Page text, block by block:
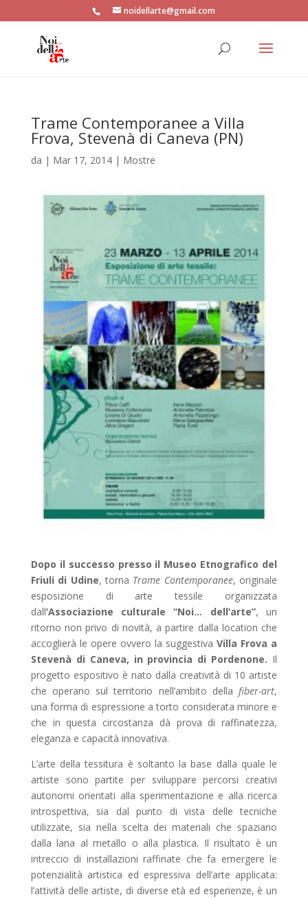
noidellarte@gmail.com
Trame Contemporanee a Villa
Frova, Stevenà di Caneva (PN)
da | Mar 17, 2014| Mostre
Dopo il successo presso il Museo Etnografico del
Friuli di Udine, torna Trame Contemporanee, originale
esposizione di arte tessile organizzata
dall‘Associazione culturale “Noi… dell’arte”, un
ritorno non privo di novità, a partire dalla location che
accoglierà le opere ovvero la suggestivaVilla Frova a
Stevenà di Caneva, in provincia di Pordenone. Il
progetto espositivo è nato dalla creatività di 10 artiste
che operano sul territorio nell’ambito dellafiber-art,
una forma di espressione a torto considerata minore e
che in questa circostanza dà prova di raffinatezza,
eleganza e capacità innovativa.
L’arte della tessitura è soltanto la base dalla quale le
artiste sono partite per sviluppare percorsi creativi
autonomi orientati alla sperimentazione e alla ricerca
introspettiva, sia dal punto di vista delle tecniche
utilizzate, sia nella scelta dei materiali che spaziano
dalla lana al metallo o alla plastica. Il risultato è un
intreccio di installazioni raffinate che fa emergere le
potenzialità artistica ed espressiva dell’arte applicata:
l’attività delle artiste, di diverse età ed esperienze, è un